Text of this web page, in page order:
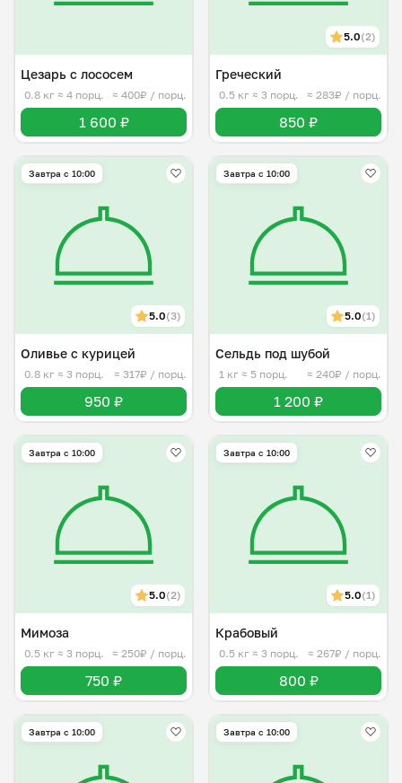
Цезарь с лососем
0.8 кг ≈ 4 порц. ≈ 400₽ / порц.
1 600 ₽
5.0(2)
Греческий
0.5 кг ≈ 3 порц. ≈ 283₽ / порц.
850 ₽
Завтра c 10:00
5.0(3)
Оливье с курицей
0.8 кг ≈ 3 порц. ≈ 317₽ / порц.
950 ₽
Завтра c 10:00
5.0(1)
Сельдь под шубой
1 кг ≈ 5 порц. ≈ 240₽ / порц.
1 200 ₽
Завтра c 10:00
5.0(2)
Мимоза
0.5 кг ≈ 3 порц. ≈ 250₽ / порц.
750 ₽
Завтра c 10:00
5.0(1)
Крабовый
0.5 кг ≈ 3 порц. ≈ 267₽ / порц.
800 ₽
Завтра c 10:00 Завтра c 10:00